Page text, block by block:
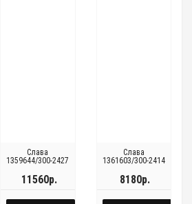
Слава
1359644/300-2427
11560р.
Слава
1361603/300-2414
8180р.